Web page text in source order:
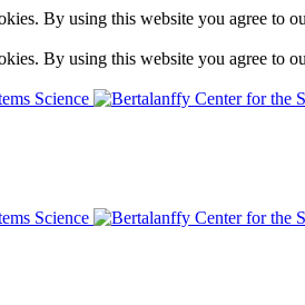
By using this website you agree to
By using this website you agree to